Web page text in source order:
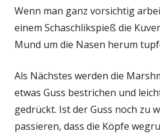
Wenn man ganz vorsichtig
einem Schaschlikspieß die
Mund um die Nasen herum
Als Nächstes werden die
etwas Guss bestrichen und
gedrückt. Ist der Guss noch zu
passieren, dass die Köpfe